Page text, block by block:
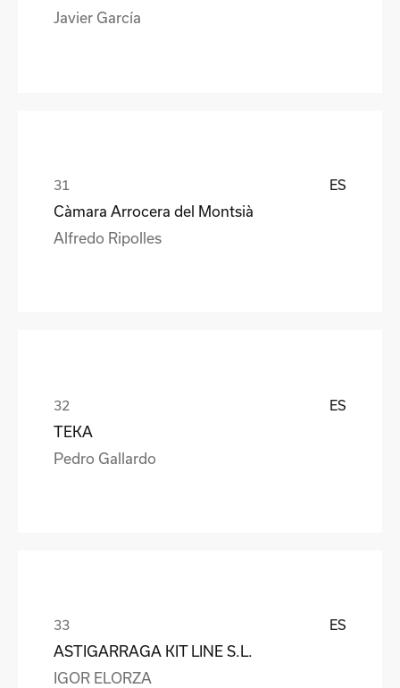
Javier García
ES
Càmara Arrocera del Montsià
Alfredo Ripolles
ES
TEKA
Pedro Gallardo
ES
ASTIGARRAGA KIT LINE S.L.
IGOR ELORZA